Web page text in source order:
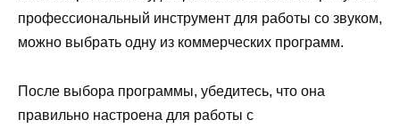
профессиональный инструмент для работы со звуком,
можно выбрать одну из коммерческих программ.
После выбора программы, убедитесь, что она
правильно настроена для работы с